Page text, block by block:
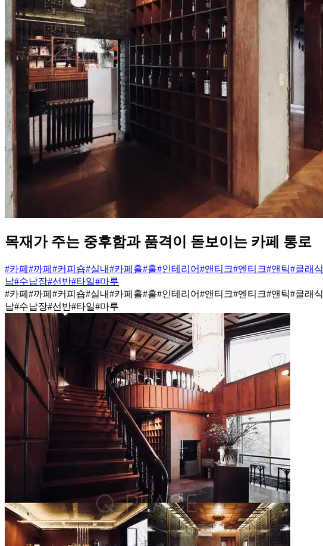
목재가 주는 중후함과 품격이 돋보이는 카페 통로
#카페 #까페 #커피숍#실내#카페홀#홀#인테리어#앤티크#엔티크#앤틱#클래식
납#수납장#선반#타일#마루
#카페 #까페 #커피숍#실내#카페홀#홀#인테리어#앤티크#엔티크#앤틱#클래식
납#수납장#선반#타일#마루